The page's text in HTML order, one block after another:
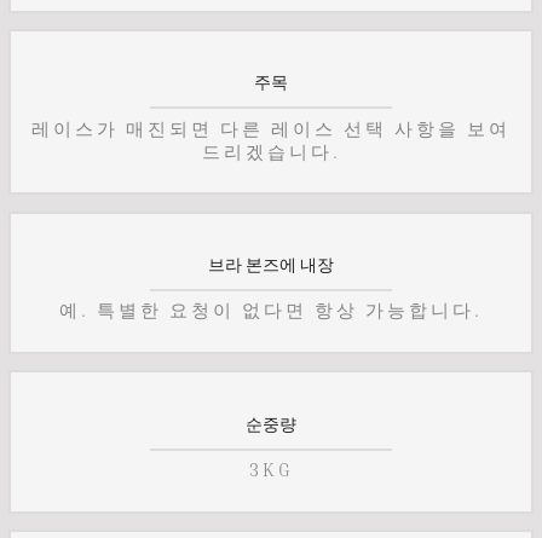
주목
레이스가 매진되면 다른 레이스 선택 사항을 보여
드리겠습니다.
브라 본즈에 내장
예. 특별한 요청이 없다면 항상 가능합니다.
순중량
3KG